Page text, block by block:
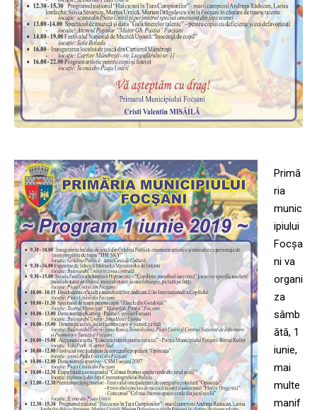
Primă
ria
munic
ipiului
Focșa
ni va
organi
za
sâmb
ătă, 1
iunie,
mai
multe
manif